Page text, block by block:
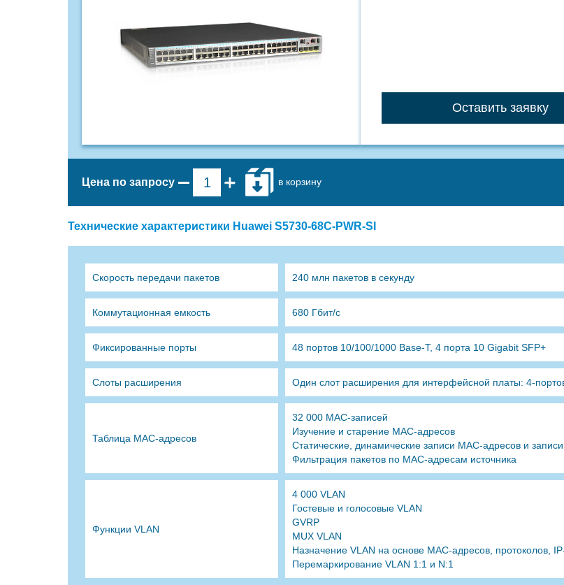
Оставить заявку
Цена по запросу в корзину
Технические характеристики Huawei S5730-68C-PWR-SI
Скорость передачи пакетов 240 млн пакетов в секунду
Коммутационная емкость 680 Гбит/с
Фиксированные порты 48 портов 10/100/1000 Base-T, 4 порта 10 Gigabit SFP+
Слоты расширения Один слот расширения для интерфейсной платы: 4-
Таблица MAC-адресов
32 000 MAC-записей
Изучение и старение MAC-адресов
Статические, динамические записи MAC-адресов и
Фильтрация пакетов по MAC-адресам источника
Функции VLAN
4 000 VLAN
Гостевые и голосовые VLAN
GVRP
MUX VLAN
Назначение VLAN на основе MAC-адресов, протоколов,
Перемаркирование VLAN 1:1 и N:1